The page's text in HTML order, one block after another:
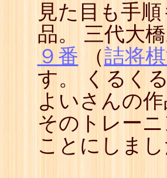
見た目も手
品。 三代大
９番 （詰将
す。 くるく
よいさんの
そのトレー
ことにしまし